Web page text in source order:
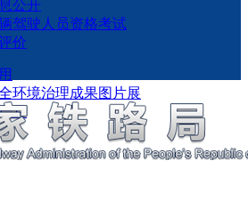
公开
驾驶人员资格考试
价
环境治理成果图片展
月